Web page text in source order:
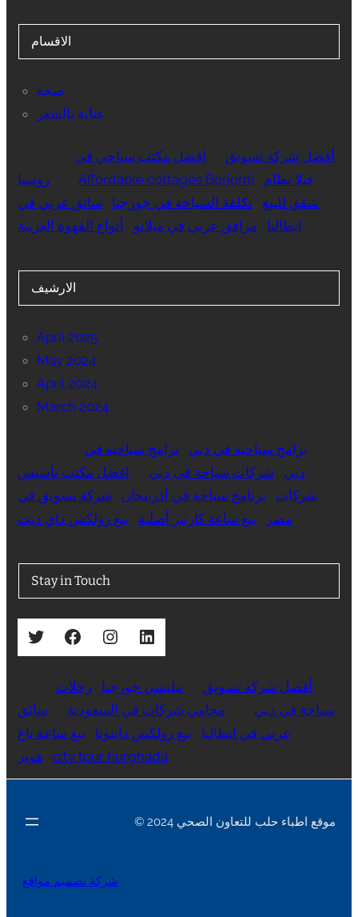
الاقسام
صحة
عناية بالشعر
أفضل شركة تسويق
افضل مكتب سياحي في
روسيا
Affordable cottages Borjomi
فيلا نظام
شقق للبيع
تكلفة السياحة في جورجيا
سائق عربي في
ايطاليا
مرافق عربي في ميلانو أنواع القهوة العربية
الارشيف
April 2025
May 2024
April 2024
March 2024
برامج سياحية في دبي
برامج سياحية في
دبي
شركات سياحة في دبي
افضل مكتب تأسيس
شركات
برنامج سياحة في أذربيجان
شركة تسويق في
مصر
بيع ساعة كارتير أصلية بيع رولكس داي ديت
Stay in Touch
Twitter Facebook Instagram LinkedIn
أفضل شركة تسويق تبليسي جورجيا
رحلات
سياحة في دبي
محامي شركات في السعودية
سائق
عربي في ايطاليا
بيع رولكس دايتونا
بيع ساعة تاغ
هوير
city tour hurghada
© 2024 موقع اطباء حلب للتعاون الصحي
شركة تصميم مواقع